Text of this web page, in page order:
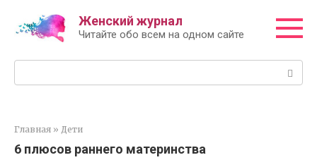
контенту
Женский журнал
Читайте обо всем на одном сайте
Главная » Дети
6 плюсов раннего материнства